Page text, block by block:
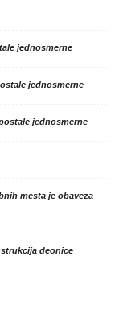
jednosmerne
jednosmerne
jednosmerne
mesta je obaveza
deonice